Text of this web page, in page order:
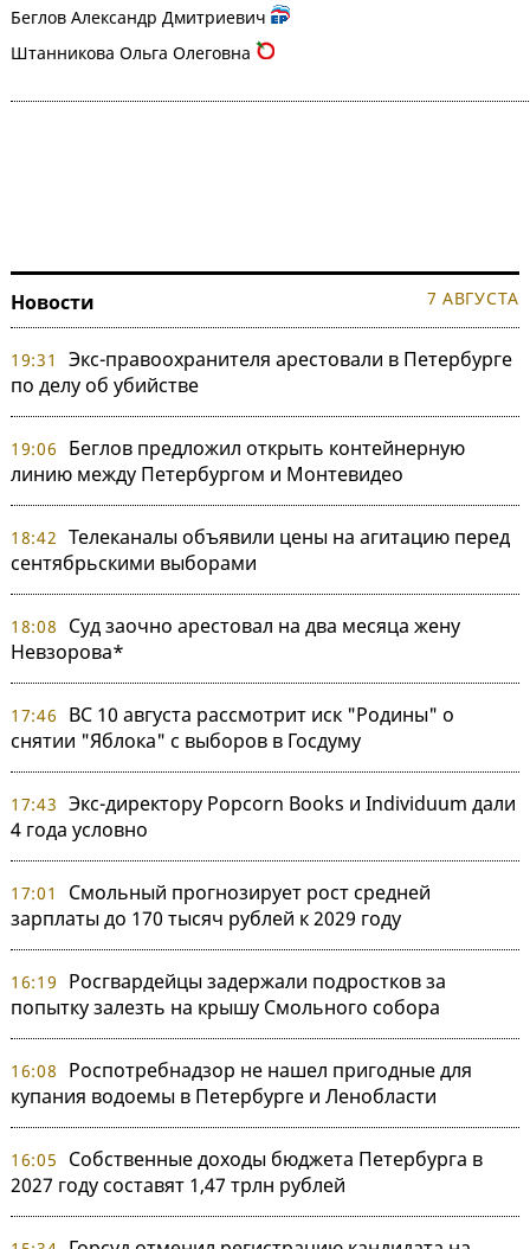
Беглов Александр Дмитриевич
Штанникова Ольга Олеговна
Новости 7 АВГУСТА
19:31
Экс-правоохранителя арестовали в Петербурге
по делу об убийстве
19:06
Беглов предложил открыть контейнерную
линию между Петербургом и Монтевидео
18:42 Телеканалы объявили цены на агитацию перед
сентябрьскими выборами
18:08
Суд заочно арестовал на два месяца жену
Невзорова*
17:46
ВС 10 августа рассмотрит иск "Родины" о
снятии "Яблока" с выборов в Госдуму
17:43 Экс-директору Popcorn Books и Individuum дали
4 года условно
17:01
Смольный прогнозирует рост средней
зарплаты до 170 тысяч рублей к 2029 году
16:19
Росгвардейцы задержали подростков за
попытку залезть на крышу Смольного собора
16:08
Роспотребнадзор не нашел пригодные для
купания водоемы в Петербурге и Ленобласти
16:05
Собственные доходы бюджета Петербурга в
2027 году составят 1,47 трлн рублей